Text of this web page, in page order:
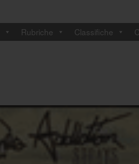
Rubriche Classifiche